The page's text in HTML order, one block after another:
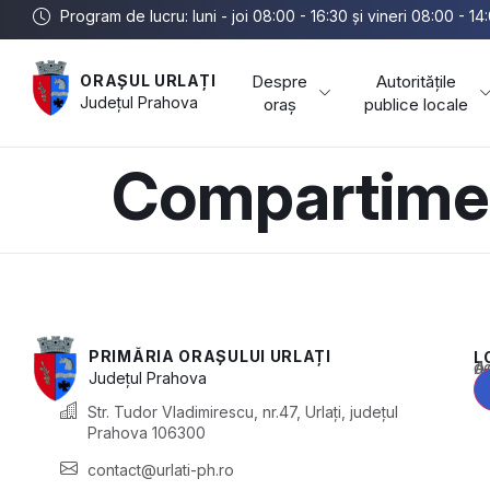
Program de lucru: luni - joi 08:00 - 16:30 și vineri 08:00 -
ORAȘUL URLAȚI
JudețulPrahova
Despre
oraș
Autoritățile
publice locale
PRIMĂRIA ORAȘULUI URLAȚI
JudețulPrahova
Str. Tudor Vladimirescu, nr.47, Urlați, județul
Prahova 106300
contact@urlati-ph.ro
Acest